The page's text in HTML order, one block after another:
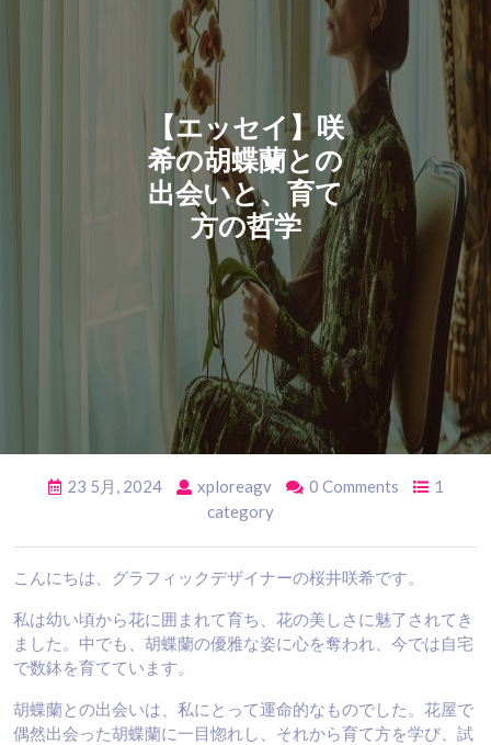
【エッセイ】咲
希の胡蝶蘭との
出会いと、育て
方の哲学
23 5月, 2024 xploreagv 0 Comments
1
category
こんにちは、グラフィックデザイナーの桜井咲希です。
私は幼い頃から花に囲まれて育ち、花の美しさに魅了されてき
ました。中でも、胡蝶蘭の優雅な姿に心を奪われ、今では自宅
で数鉢を育てています。
胡蝶蘭との出会いは、私にとって運命的なものでした。花屋で
偶然出会った胡蝶蘭に一目惚れし、それから育て方を学び、試